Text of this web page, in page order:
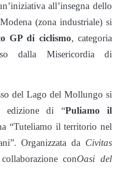
all’insegna dello
(zona industriale) si
GP di ciclismo, categoria
dalla Misericordia di
del Lago del Mollungo si
edizione di “Puliamo il
“Tuteliamo il territorio nel
Organizzata da Civitas
conOasi del